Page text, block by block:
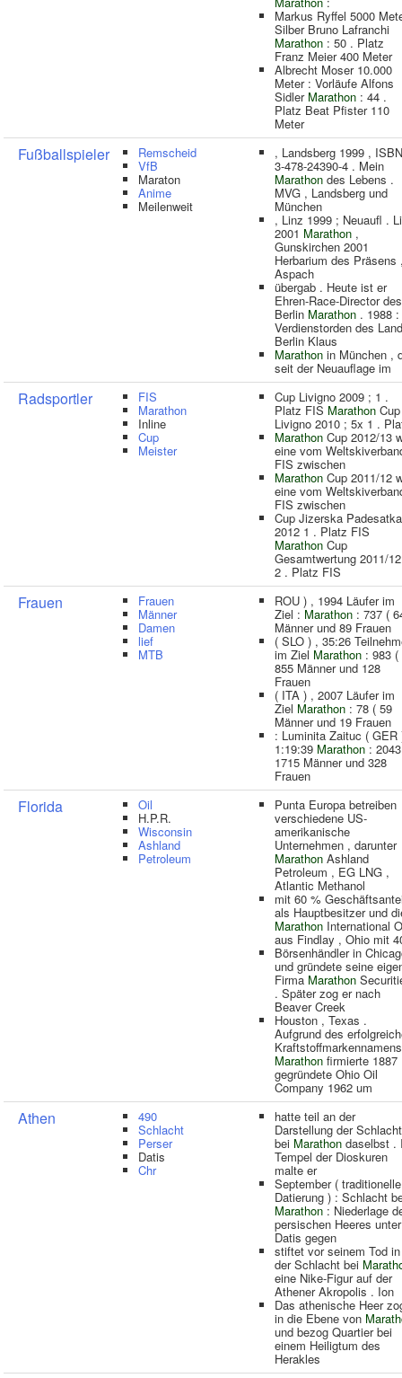
Markus Ryffel 5000
Silber Bruno Lafranchi
Marathon : 50 . Platz
Franz Meier 400 Meter
Albrecht Moser 10.000
Meter : Vorläufe Alfons
Sidler Marathon : 44 .
Platz Beat Pfister 110
Meter
Fußballspieler Remscheid
VfB
Maraton
Anime
Meilenweit
, Landsberg 1999 , ISBN
3-478-24390-4 . Mein
Marathon des Lebens .
MVG , Landsberg und
München
, Linz 1999 ; Neuaufl .
2001 Marathon ,
Gunskirchen 2001
Herbarium des Präsens
Aspach
übergab . Heute ist er
Ehren-Race-Director des
Berlin Marathon . 1988 :
Verdienstorden des
Berlin Klaus
Marathon in München ,
seit der Neuauflage im
Radsportler FIS
Marathon
Inline
Cup
Meister
Cup Livigno 2009 ; 1 .
Platz FIS Marathon Cup
Livigno 2010 ; 5x 1 .
Marathon Cup 2012/13
eine vom
FIS zwischen
Marathon Cup 2011/12
eine vom
FIS zwischen
Cup Jizerska Padesatka
2012 1 . Platz FIS
Marathon Cup
Gesamtwertung 2011/
2 . Platz FIS
Frauen Frauen
Männer
Damen
lief
MTB
ROU ) , 1994 Läufer im
Ziel :Marathon : 737 (
Männer und 89 Frauen
( SLO ) , 35:26
im Ziel Marathon : 983 (
855 Männer und 128
Frauen
( ITA ) , 2007 Läufer im
Ziel Marathon : 78 ( 59
Männer und 19 Frauen
: Luminita Zaituc ( GER
1:19:39 Marathon:
1715 Männer und 328
Frauen
Florida Oil
H.P.R.
Wisconsin
Ashland
Petroleum
Punta Europa betreiben
verschiedene US-
amerikanische
Unternehmen , darunter
Marathon Ashland
Petroleum , EG LNG ,
Atlantic Methanol
mit 60 %
als Hauptbesitzer und
Marathon International
aus Findlay , Ohio mit
Börsenhändler in
und gründete seine
Firma Marathon
. Später zog er nach
Beaver Creek
Houston , Texas .
Aufgrund des
Kraftstoffmarkennamens
Marathon firmierte 1887
gegründete Ohio Oil
Company 1962 um
Athen 490
Schlacht
Perser
Datis
Chr
hatte teil an der
Darstellung der Schlacht
bei Marathon daselbst .
Tempel der Dioskuren
malte er
September ( traditionelle
Datierung ) : Schlacht
Marathon : Niederlage
persischen Heeres unter
Datis gegen
stiftet vor seinem Tod in
der Schlacht bei
eine Nike-Figur auf der
Athener Akropolis . Ion
Das athenische Heer
in die Ebene von
und bezog Quartier bei
einem Heiligtum des
Herakles